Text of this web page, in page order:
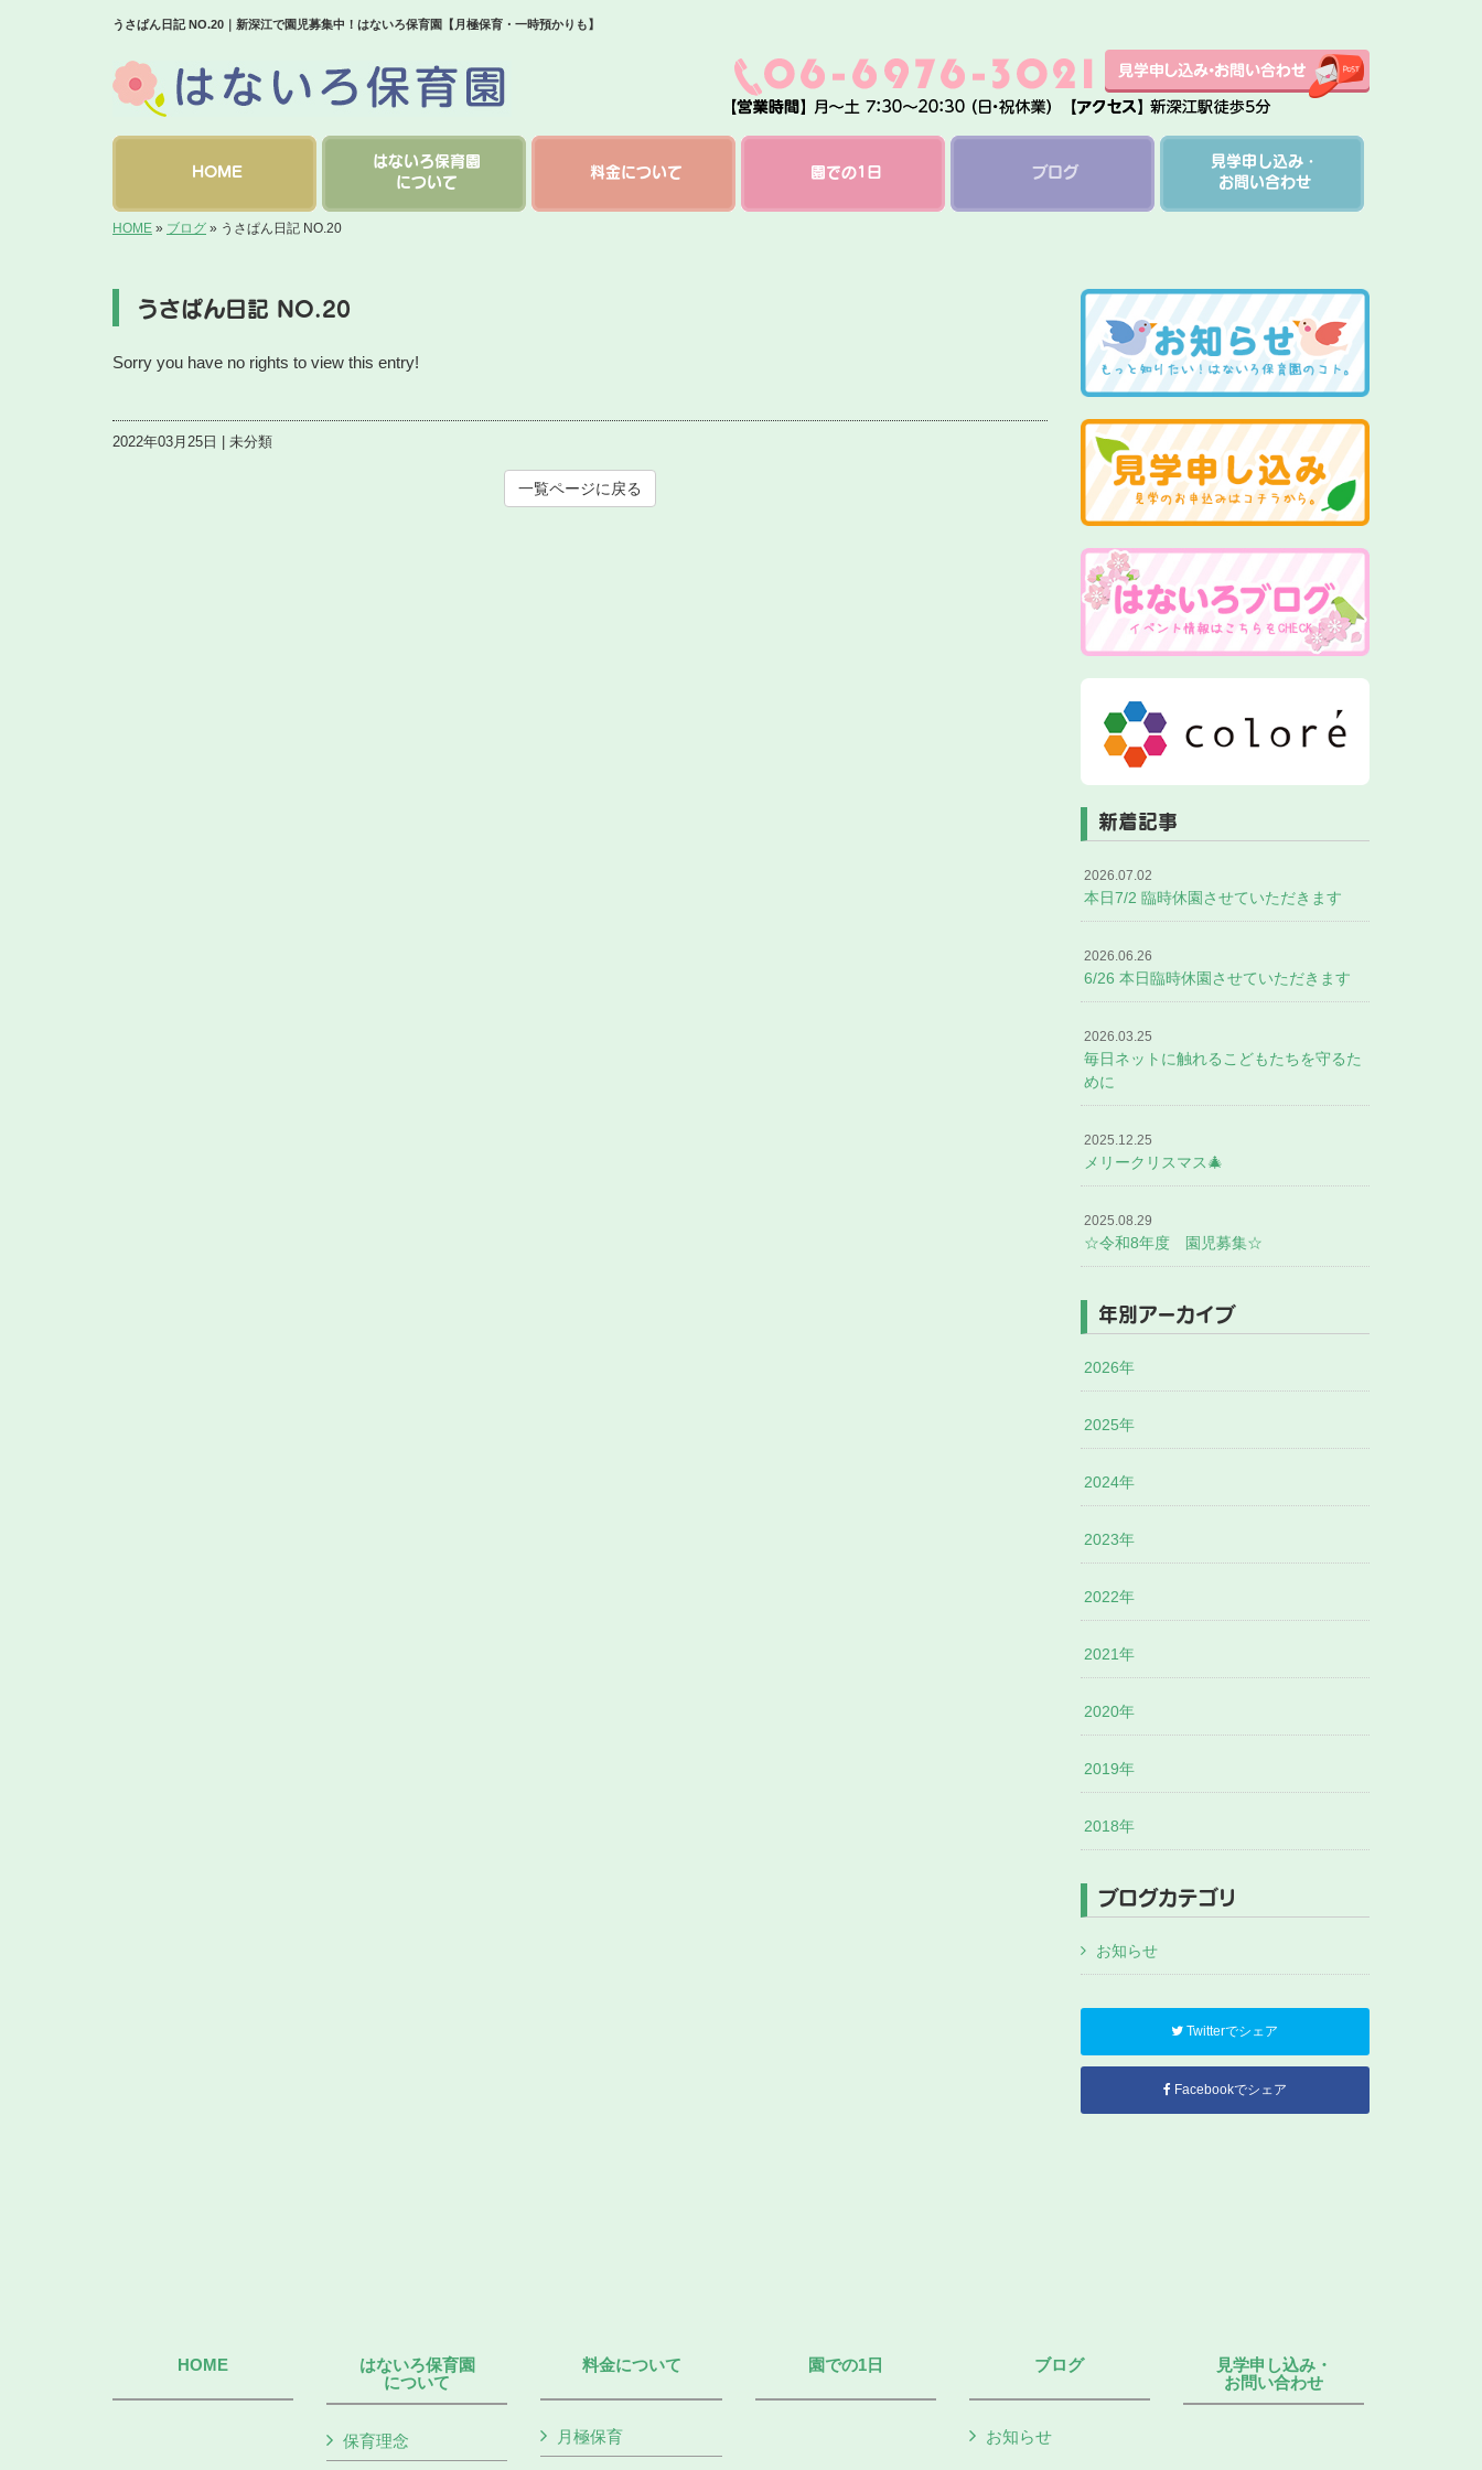
うさぱん日記 NO.20｜新深江で園児募集中！はないろ保育園【月極保育・一時預かりも】
HOME
はないろ保育園
について
料金について 園での1日 ブログ
見学申し込み・
お問い合わせ
HOME » ブログ » うさぱん日記 NO.20
うさぱん日記 NO.20
Sorry you have no rights to view this entry!
2022年03月25日 | 未分類
一覧ページに戻る
新着記事
2026.07.02
本日7/2 臨時休園させていただきます
2026.06.26
6/26 本日臨時休園させていただきます
2026.03.25
毎日ネットに触れるこどもたちを守るた
めに
2025.12.25
メリークリスマス🎄
2025.08.29
☆令和8年度 園児募集☆
年別アーカイブ
2026年
2025年
2024年
2023年
2022年
2021年
2020年
2019年
2018年
ブログカテゴリ
お知らせ
Twitterでシェア
Facebookでシェア
HOME
はないろ保育園
について
保育理念
料金について
月極保育
園での1日 ブログ
お知らせ
見学申し込み・
お問い合わせ